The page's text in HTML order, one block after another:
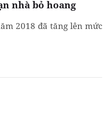
nhà bỏ hoang
2018 đã tăng lên mức